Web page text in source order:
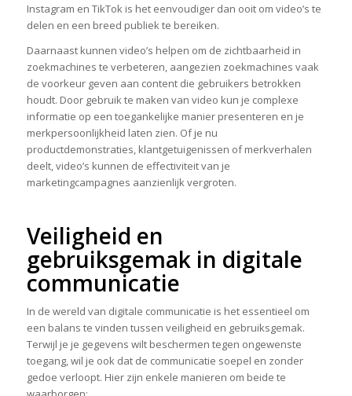
Instagram en TikTok is het eenvoudiger dan ooit om video’s te
delen en een breed publiek te bereiken.
Daarnaast kunnen video’s helpen om de zichtbaarheid in
zoekmachines te verbeteren, aangezien zoekmachines vaak
de voorkeur geven aan content die gebruikers betrokken
houdt. Door gebruik te maken van video kun je complexe
informatie op een toegankelijke manier presenteren en je
merkpersoonlijkheid laten zien. Of je nu
productdemonstraties, klantgetuigenissen of merkverhalen
deelt, video’s kunnen de effectiviteit van je
marketingcampagnes aanzienlijk vergroten.
Veiligheid en
gebruiksgemak in digitale
communicatie
In de wereld van digitale communicatie is het essentieel om
een balans te vinden tussen veiligheid en gebruiksgemak.
Terwijl je je gegevens wilt beschermen tegen ongewenste
toegang, wil je ook dat de communicatie soepel en zonder
gedoe verloopt. Hier zijn enkele manieren om beide te